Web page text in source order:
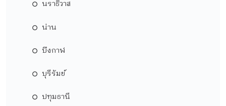
นราธิวาส
น่าน
บึงกาฬ
บุรีรัมย์
ปทุมธานี